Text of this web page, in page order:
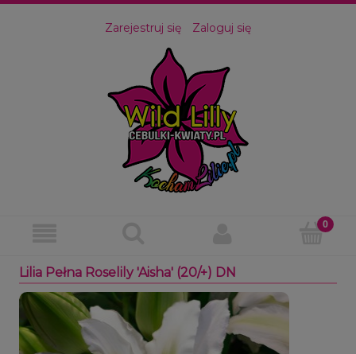
Zarejestruj się Zaloguj się
Lilia Pełna Roselily 'Aisha' (20/+) DN